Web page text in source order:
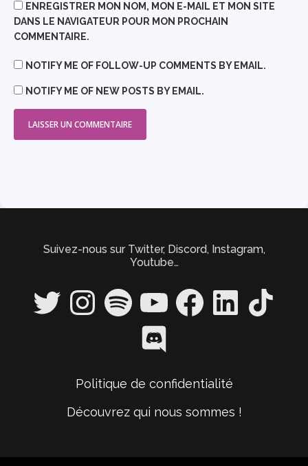
ENREGISTRER MON NOM, MON E-MAIL ET MON SITE
DANS LE NAVIGATEUR POUR MON PROCHAIN
COMMENTAIRE.
NOTIFY ME OF FOLLOW-UP COMMENTS BY EMAIL.
NOTIFY ME OF NEW POSTS BY EMAIL.
Suivez-nous sur Twitter, Discord, Instagram,
Youtube…
Twitter InstagramSpotify YouTube FacebookLinkedIn TikTok
Discord
Politique de confidentialité
Découvrez qui nous sommes !